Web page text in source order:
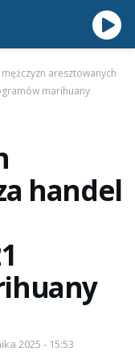
aresztowanych
marihuany
handel
2025 - 15:53